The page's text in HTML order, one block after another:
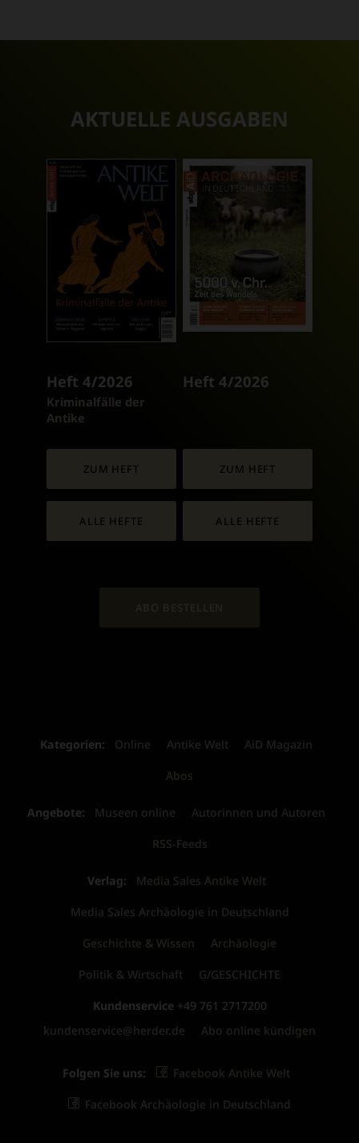
AKTUELLE AUSGABEN
Heft 4/2026
:
Kriminalfälle der
Antike
ZUM HEFT
ALLE HEFTE
Heft 4/2026
ZUM HEFT
ALLE HEFTE
ABO BESTELLEN
Kategorien: Online Antike Welt AiD Magazin
Abos
Angebote: Museen online Autorinnen und Autoren
RSS-Feeds
Verlag: Media Sales Antike Welt
Media Sales Archäologie in Deutschland
Geschichte & Wissen Archäologie
Politik & Wirtschaft G/GESCHICHTE
Kundenservice +49 761 2717200
kundenservice@herder.de
Abo online kündigen
Folgen Sie uns: Facebook Antike Welt
Facebook Archäologie in Deutschland